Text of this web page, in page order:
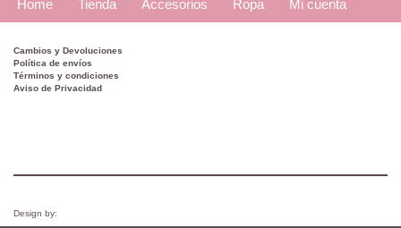
Home Tienda Accesorios Ropa Mi cuenta
Cambios y Devoluciones
Política de envíos
Términos y condiciones
Aviso de Privacidad
Design by: